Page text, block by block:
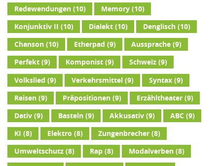
Redewendungen(10) Memory(10)
Konjunktiv II (10) Dialekt(10) Denglisch(10)
Chanson(10) Etherpad (9) Aussprache(9)
Perfekt(9) Komponist(9) Schweiz(9)
Volkslied (9) Verkehrsmittel(9) Syntax(9)
Reisen(9) Präpositionen(9) Erzähltheater(9)
Dativ(9) Basteln(9) Akkusativ(9) ABC (9)
KI (8) Elektro (8) Zungenbrecher(8)
Umweltschutz(8) Rap(8) Modalverben(8)